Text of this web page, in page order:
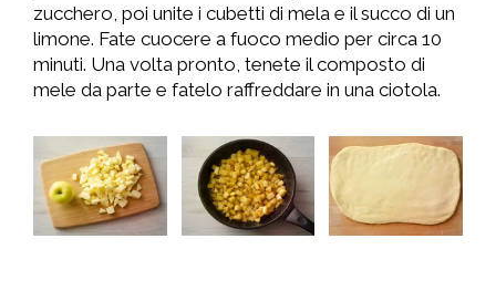
zucchero, poi unite i cubetti di mela e il succo di un
limone. Fate cuocere a fuoco medio per circa 10
minuti. Una volta pronto, tenete il composto di
mele da parte e fatelo raffreddare in una ciotola.